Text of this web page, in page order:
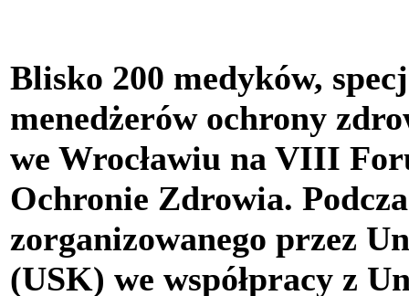
Blisko 200 medyków,
menedżerów ochrony
we Wrocławiu na VIII
Ochronie Zdrowia.
zorganizowanego przez
(USK) we współpracy z